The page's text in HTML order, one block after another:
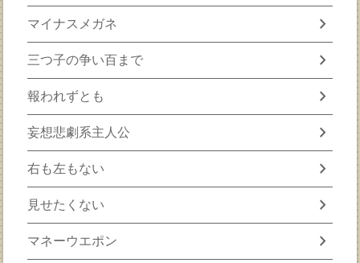
マイナスメガネ chevron_right
三つ子の争い百まで chevron_right
報われずとも chevron_right
妄想悲劇系主人公 chevron_right
右も左もない chevron_right
見せたくない chevron_right
マネーウエポン chevron_right